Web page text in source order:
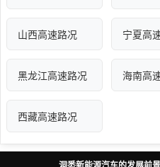
山西高速路况 宁夏高
黑龙江高速路况 海南高
西藏高速路况